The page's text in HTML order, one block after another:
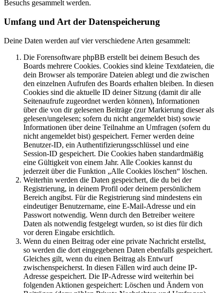
Besuchs gesammelt werden.
Umfang und Art der Datenspeicherung
Deine Daten werden auf vier verschiedene Arten gesammelt:
Die Forensoftware phpBB erstellt bei deinem Besuch des
Boards mehrere Cookies. Cookies sind kleine Textdateien, die
dein Browser als temporäre Dateien ablegt und die zwischen
den einzelnen Aufrufen des Boards erhalten bleiben. In diesen
Cookies sind die aktuelle ID deiner Sitzung (damit dir alle
Seitenaufrufe zugeordnet werden können), Informationen
über die von dir gelesenen Beiträge (zur Markierung dieser als
gelesen/ungelesen; sofern du nicht angemeldet bist) sowie
Informationen über deine Teilnahme an Umfragen (sofern du
nicht angemeldet bist) gespeichert. Ferner werden deine
Benutzer-ID, ein Authentifizierungsschlüssel und eine
Session-ID gespeichert. Die Cookies haben standardmäßig
eine Gültigkeit von einem Jahr. Alle Cookies kannst du
jederzeit über die Funktion „Alle Cookies löschen“ löschen.
Weiterhin werden die Daten gespeichert, die du bei der
Registrierung, in deinem Profil oder deinem persönlichem
Bereich angibst. Für die Registrierung sind mindestens ein
eindeutiger Benutzername, eine E-Mail-Adresse und ein
Passwort notwendig. Wenn durch den Betreiber weitere
Daten als notwendig festgelegt wurden, so ist dies für dich
vor deren Eingabe ersichtlich.
Wenn du einen Beitrag oder eine private Nachricht erstellst,
so werden die dort eingegebenen Daten ebenfalls gespeichert.
Gleiches gilt, wenn du einen Beitrag als Entwurf
zwischenspeicherst. In diesen Fällen wird auch deine IP-
Adresse gespeichert. Die IP-Adresse wird weiterhin bei
folgenden Aktionen gespeichert: Löschen und Ändern von